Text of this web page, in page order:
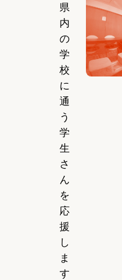
県
内
の
学
校
に
通
う
学
生
さ
ん
を
応
援
し
ま
す